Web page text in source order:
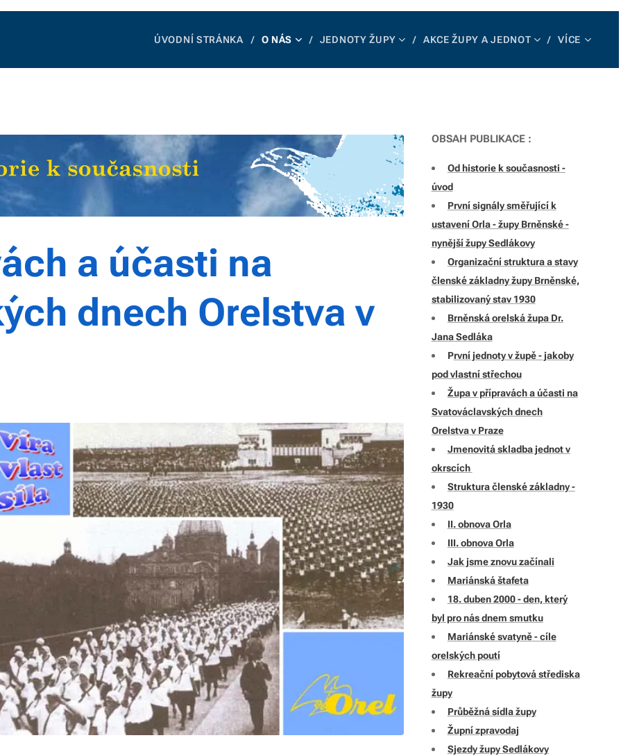
ÚVODNÍ STRÁNKA O NÁS JEDNOTY ŽUPY AKCE ŽUPY A JEDNOT VÍCE
a účasti na
dnech Orelstva v
OBSAH PUBLIKACE :
Od historie k současnosti -
úvod
První signály směřující k
ustavení Orla - župy Brněnské -
nynější župy Sedlákovy
Organizační struktura a stavy
členské základny župy Brněnské,
stabilizovaný stav 1930
Brněnská orelská župa Dr.
Jana Sedláka
První jednoty v župě - jakoby
pod vlastní střechou
Župa v přípravách a účasti na
Svatováclavských dnech
Orelstva v Praze
Jmenovitá skladba jednot v
okrscích
Struktura členské základny -
1930
II. obnova Orla
III. obnova Orla
Jak jsme znovu začínali
Mariánská štafeta
18. duben 2000 - den, který
byl pro nás dnem smutku
Mariánské svatyně - cíle
orelských poutí
Rekreační pobytová střediska
župy
Průběžná sídla župy
Župní zpravodaj
Sjezdy župy Sedlákovy